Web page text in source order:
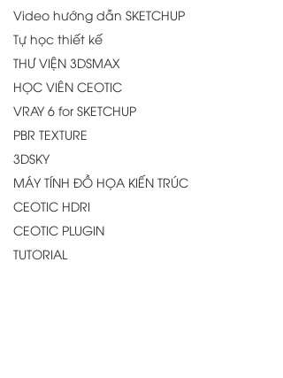
Video hướng dẫn SKETCHUP
Tự học thiết kế
THƯ VIỆN 3DSMAX
HỌC VIÊN CEOTIC
VRAY 6 for SKETCHUP
PBR TEXTURE
3DSKY
MÁY TÍNH ĐỒ HỌA KIẾN TRÚC
CEOTIC HDRI
CEOTIC PLUGIN
TUTORIAL